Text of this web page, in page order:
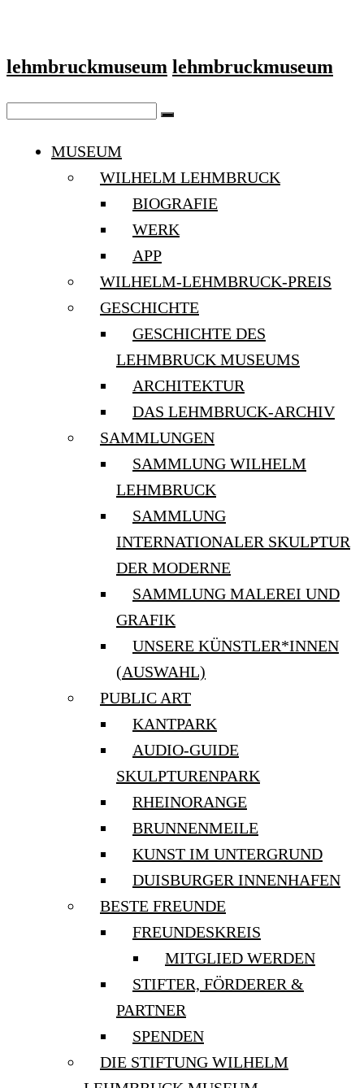
lehmbruckmuseum lehmbruckmuseum
MUSEUM
WILHELM LEHMBRUCK
BIOGRAFIE
WERK
APP
WILHELM-LEHMBRUCK-PREIS
GESCHICHTE
GESCHICHTE DES
LEHMBRUCK MUSEUMS
ARCHITEKTUR
DAS LEHMBRUCK-ARCHIV
SAMMLUNGEN
SAMMLUNG WILHELM
LEHMBRUCK
SAMMLUNG
INTERNATIONALER SKULPTUR
DER MODERNE
SAMMLUNG MALEREI UND
GRAFIK
UNSERE KÜNSTLER*INNEN
(AUSWAHL)
PUBLIC ART
KANTPARK
AUDIO-GUIDE
SKULPTURENPARK
RHEINORANGE
BRUNNENMEILE
KUNST IM UNTERGRUND
DUISBURGER INNENHAFEN
BESTE FREUNDE
FREUNDESKREIS
MITGLIED WERDEN
STIFTER, FÖRDERER &
PARTNER
SPENDEN
DIE STIFTUNG WILHELM